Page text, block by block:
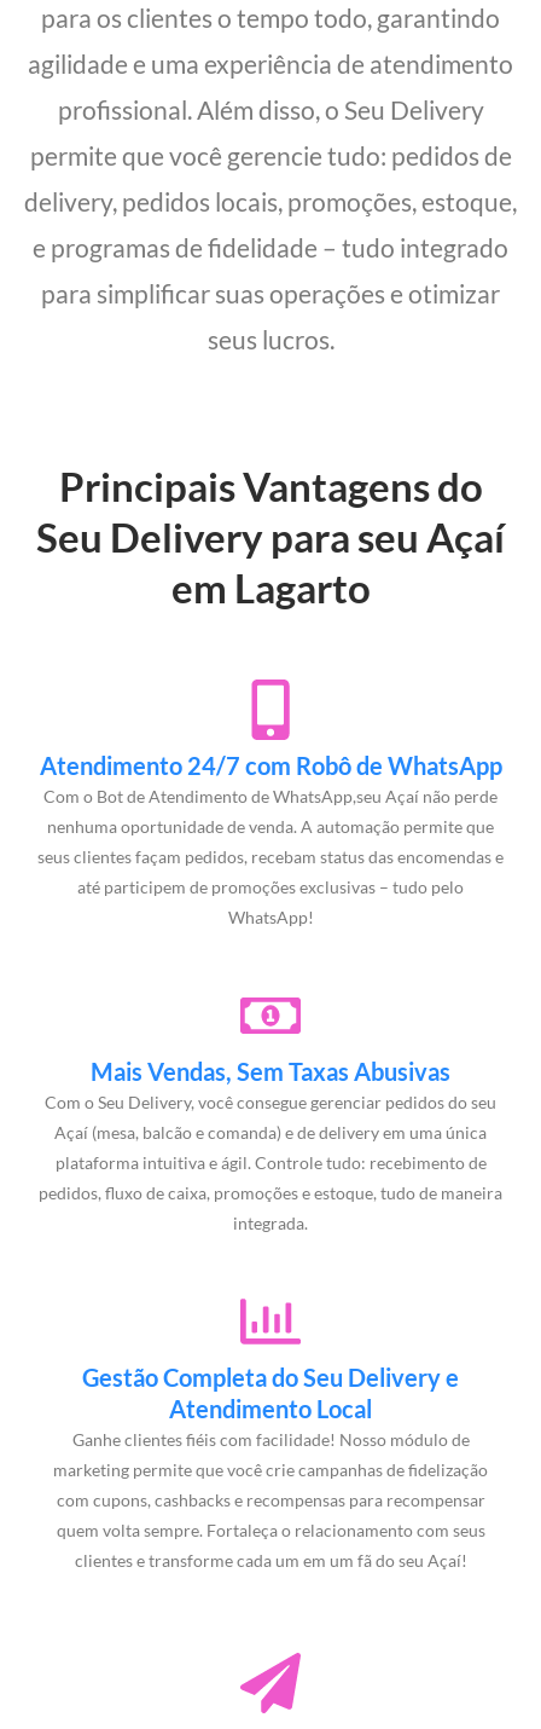
para os clientes o tempo todo, garantindo
agilidade e uma experiência de atendimento
profissional. Além disso, o Seu Delivery
permite que você gerencie tudo: pedidos de
delivery, pedidos locais, promoções, estoque,
e programas de fidelidade – tudo integrado
para simplificar suas operações e otimizar
seus lucros.
Principais Vantagens do
Seu Delivery para seu Açaí
em Lagarto
Atendimento 24/7 com Robô de WhatsApp
Com o Bot de Atendimento de WhatsApp,seu Açaí não perde
nenhuma oportunidade de venda. A automação permite que
seus clientes façam pedidos, recebam status das encomendas e
até participem de promoções exclusivas – tudo pelo
WhatsApp!
Mais Vendas, Sem Taxas Abusivas
Com o Seu Delivery, você consegue gerenciar pedidos do seu
Açaí (mesa, balcão e comanda) e de delivery em uma única
plataforma intuitiva e ágil. Controle tudo: recebimento de
pedidos, fluxo de caixa, promoções e estoque, tudo de maneira
integrada.
Gestão Completa do Seu Delivery e
Atendimento Local
Ganhe clientes fiéis com facilidade! Nosso módulo de
marketing permite que você crie campanhas de fidelização
com cupons, cashbacks e recompensas para recompensar
quem volta sempre. Fortaleça o relacionamento com seus
clientes e transforme cada um em um fã do seu Açaí!